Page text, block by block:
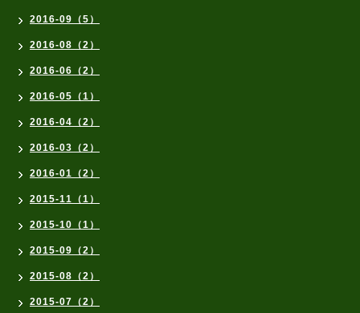
2016-09（5）
2016-08（2）
2016-06（2）
2016-05（1）
2016-04（2）
2016-03（2）
2016-01（2）
2015-11（1）
2015-10（1）
2015-09（2）
2015-08（2）
2015-07（2）